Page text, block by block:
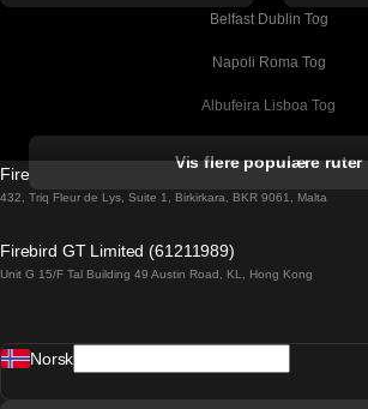
Belfast Dublin Tog
Napoli Roma Tog
Albufeira Lisboa Tog
Barcelona Madrid Tog
Barcelona Sevilla Tog
Vis flere populære ruter
Firebird GT Limited (OC 1451)
432, Triq Fleur de Lys, Suite 1, Birkirkara, BKR 9061, Malta
Firebird GT Limited (61211989)
Unit G 15/F Tal Building 49 Austin Road, KL, Hong Kong
Norsk